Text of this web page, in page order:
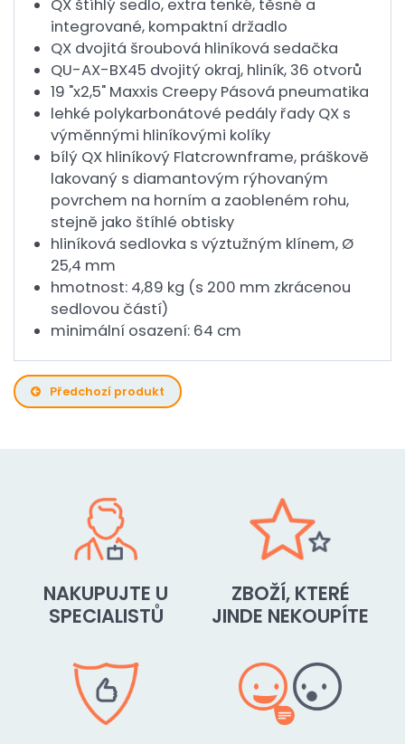
QX štíhlý sedlo, extra tenké, těsné a
integrované, kompaktní držadlo
QX dvojitá šroubová hliníková sedačka
QU-AX-BX45 dvojitý okraj, hliník, 36 otvorů
19 "x2,5" Maxxis Creepy Pásová pneumatika
lehké polykarbonátové pedály řady QX s
výměnnými hliníkovými kolíky
bílý QX hliníkový Flatcrownframe, práškově
lakovaný s diamantovým rýhovaným
povrchem na horním a zaobleném rohu,
stejně jako štíhlé obtisky
hliníková sedlovka s výztužným klínem, Ø
25,4 mm
hmotnost: 4,89 kg (s 200 mm zkrácenou
sedlovou částí)
minimální osazení: 64 cm
Předchozí produkt
NAKUPUJTE U
SPECIALISTŮ
ZBOŽÍ, KTERÉ
JINDE NEKOUPÍTE